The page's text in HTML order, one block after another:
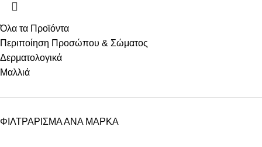
Όλα τα Προϊόντα
Περιποίηση Προσώπου & Σώματος
Δερματολογικά
Μαλλιά
ΦΙΛΤΡΑΡΙΣΜΑ ΑΝΑ ΜΑΡΚΑ